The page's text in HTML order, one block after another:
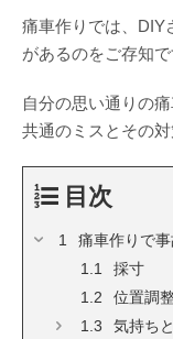
痛車作りでは、DIY
があるのをご存知で
自分の思い通りの
共通のミスとその対
目次
痛車作りで
採寸
位置調
気持ち